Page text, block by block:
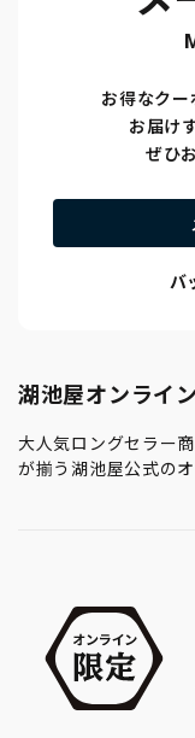
お得なクー
お届け
ぜひ
バ
湖池屋オンライ
大人気ロングセラー
が揃う湖池屋公式の